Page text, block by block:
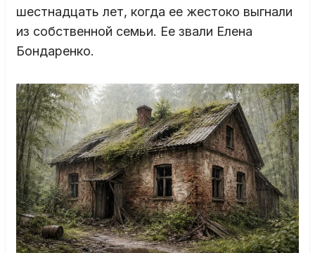
шестнадцать лет, когда ее жестоко выгнали
из собственной семьи. Ее звали Елена
Бондаренко.